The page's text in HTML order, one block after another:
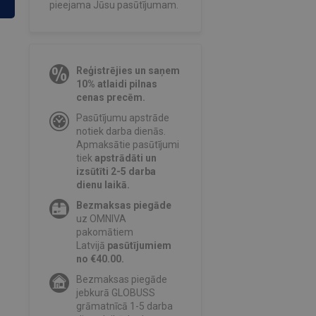
pieejama Jūsu pasūtījumam.
Reģistrējies un saņem
10% atlaidi pilnas
cenas precēm.
Pasūtījumu apstrāde
notiek darba dienās.
Apmaksātie pasūtījumi
tiekapstrādāti un
izsūtīti 2-5 darba
dienu laikā.
Bezmaksas piegāde
uz OMNIVA
pakomātiem
Latvijā pasūtījumiem
no €40.00.
Bezmaksas piegāde
jebkurā GLOBUSS
grāmatnīcā 1-5 darba